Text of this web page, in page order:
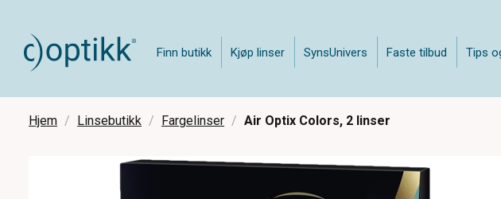
Finn butikk Kjøp linser SynsUnivers Faste tilbud Tips
Hjem Linsebutikk Fargelinser Air Optix Colors, 2 linser